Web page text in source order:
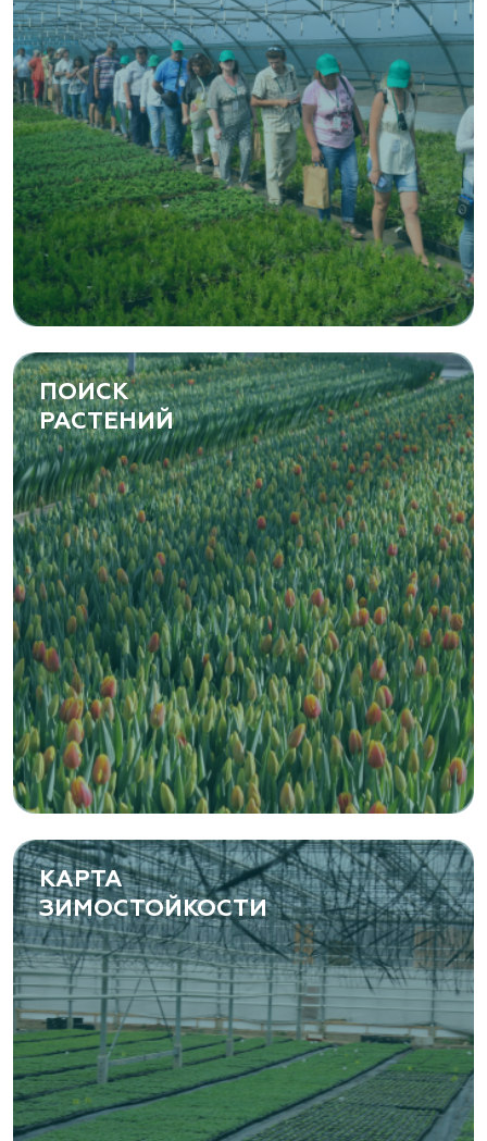
ПОИСК
РАСТЕНИЙ
КАРТА
ЗИМОСТОЙКОСТИ